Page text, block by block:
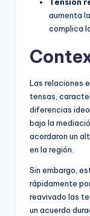
Tensión
aumenta
complica
Las relaciones
tensas,
diferencias
bajo la
acordaron un
en la región.
Sin embargo,
rápidamente
reavivado las
un acuerdo